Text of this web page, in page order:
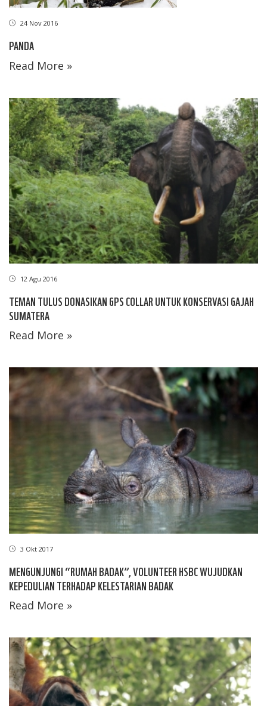
24 Nov 2016
PANDA
Read More »
12 Agu 2016
TEMAN TULUS DONASIKAN GPS COLLAR UNTUK KONSERVASI GAJAH
SUMATERA
Read More »
3 Okt 2017
MENGUNJUNGI “RUMAH BADAK”, VOLUNTEER HSBC WUJUDKAN
KEPEDULIAN TERHADAP KELESTARIAN BADAK
Read More »